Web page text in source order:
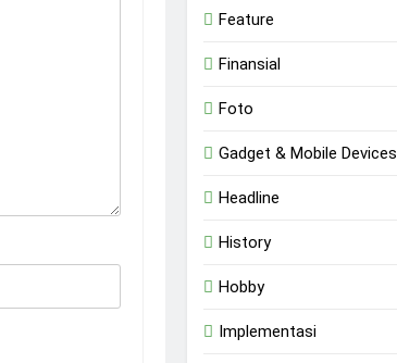
Feature
Finansial
Foto
Gadget & Mobile Devices
Headline
History
Hobby
Implementasi